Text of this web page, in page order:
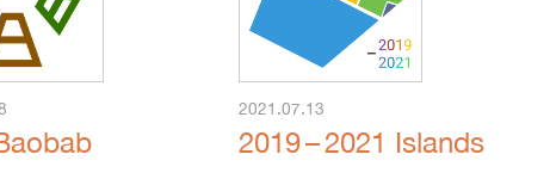
2021.07.13
2019 – 2021 Islands